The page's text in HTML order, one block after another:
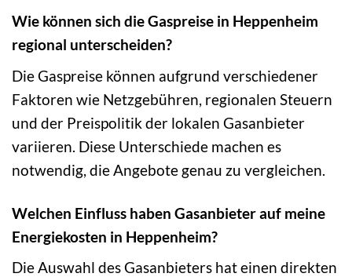
Wie können sich die Gaspreise in Heppenheim
regional unterscheiden?
Die Gaspreise können aufgrund verschiedener
Faktoren wie Netzgebühren, regionalen Steuern
und der Preispolitik der lokalen Gasanbieter
variieren. Diese Unterschiede machen es
notwendig, die Angebote genau zu vergleichen.
Welchen Einfluss haben Gasanbieter auf meine
Energiekosten in Heppenheim?
Die Auswahl des Gasanbieters hat einen direkten